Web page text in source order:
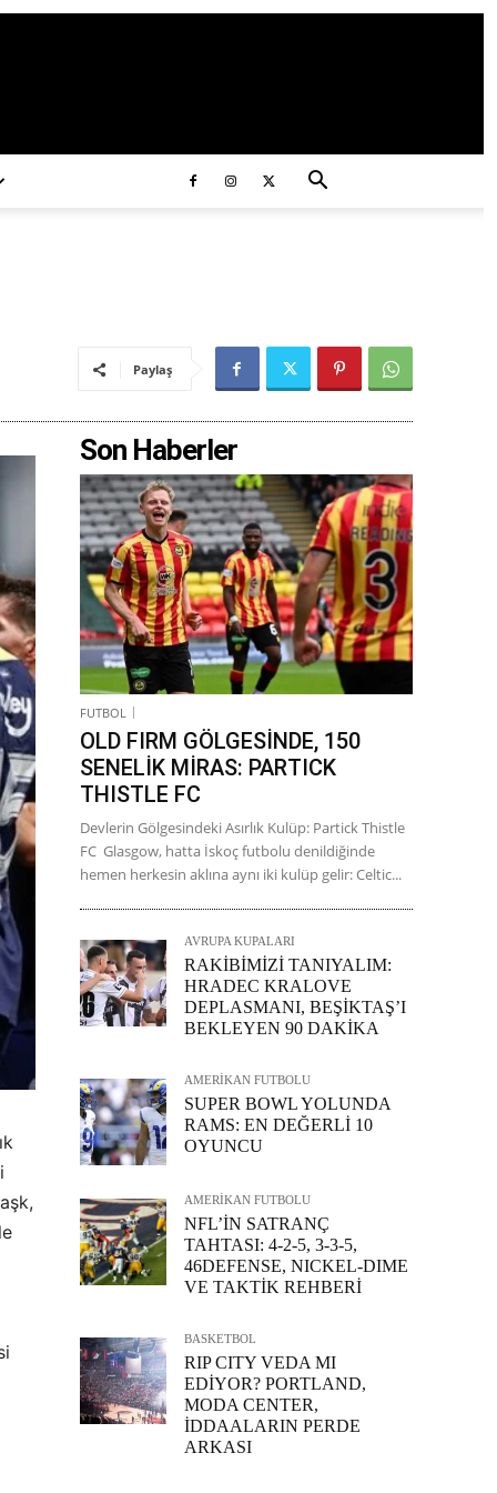
Paylaş
Son Haberler
FUTBOL
OLD FIRM GÖLGESİNDE, 150
SENELİK MİRAS: PARTICK
THISTLE FC
Devlerin Gölgesindeki Asırlık Kulüp: Partick Thistle
FC Glasgow, hatta İskoç futbolu denildiğinde
hemen herkesin aklına aynı iki kulüp gelir: Celtic...
AVRUPA KUPALARI
RAKİBİMİZİ TANIYALIM:
HRADEC KRALOVE
DEPLASMANI, BEŞİKTAŞ’I
BEKLEYEN 90 DAKİKA
AMERİKAN FUTBOLU
SUPER BOWL YOLUNDA
RAMS: EN DEĞERLİ 10
OYUNCU
AMERİKAN FUTBOLU
NFL’İN SATRANÇ
TAHTASI: 4-2-5, 3-3-5,
46DEFENSE, NICKEL-DIME
VE TAKTİK REHBERİ
BASKETBOL
RIP CITY VEDA MI
EDİYOR? PORTLAND,
MODA CENTER,
İDDAALARIN PERDE
ARKASI